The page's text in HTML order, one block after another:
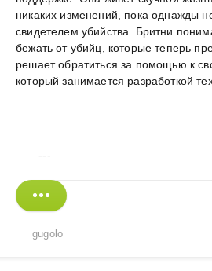
никаких изменений, пока однажды
свидетелем убийства. Бритни
бежать от убийц, которые теперь
решает обратиться за помощью к
который занимается разработкой
---
gugolo